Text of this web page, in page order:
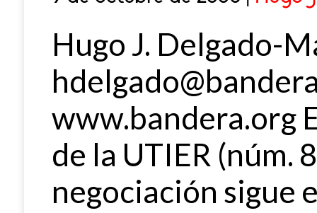
Hugo J. Delgado-
www.bandera.org
de la UTIER (núm.
negociación sigue